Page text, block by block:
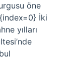
öne
İki
yılları